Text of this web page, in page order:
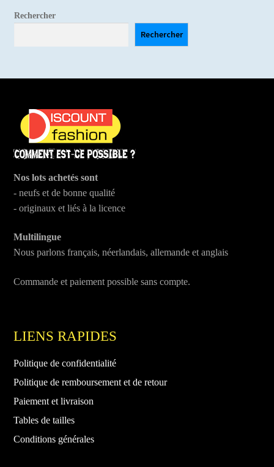
Rechercher
Rechercher
Nos lots achetés sont
- neufs et de bonne qualité
- originaux et liés à la licence
Multilingue
Nous parlons français, néerlandais, allemande et anglais
Commande et paiement possible sans compte.
LIENS RAPIDES
Politique de confidentialité
Politique de remboursement et de retour
Paiement et livraison
Tables de tailles
Conditions générales